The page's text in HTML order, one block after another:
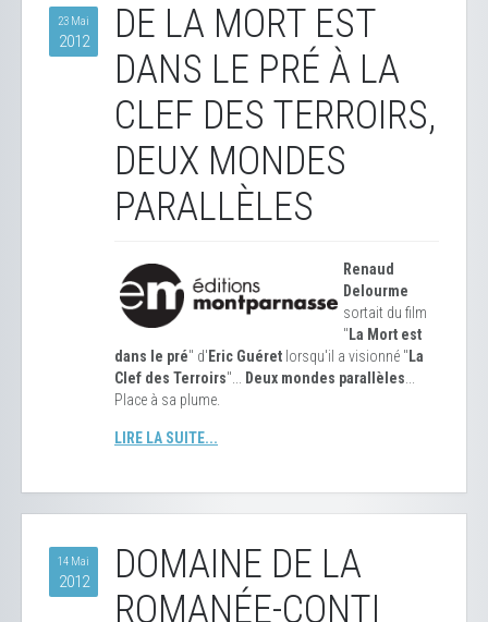
23 Mai
2012
DE LA MORT EST
DANS LE PRÉ À LA
CLEF DES TERROIRS,
DEUX MONDES
PARALLÈLES
Renaud
Delourme
sortait du film
" La Mort est
dans le pré" d' Eric Guéret lorsqu'il a visionné " La
Clef des Terroirs"... Deux mondes parallèles
Place à sa plume.
LIRE LA SUITE...
14 Mai
2012
DOMAINE DE LA
ROMANÉE-CONTI